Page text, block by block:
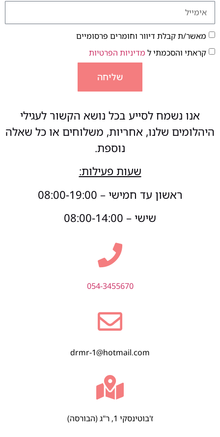
מאשר/ת קבלת דיוור וחומרים פרסומיים
קראתי והסכמתי ל מדיניות הפרטיות
שליחה
אנו נשמח לסייע בכל נושא הקשור לעגילי
היהלומים שלנו, אחריות, משלוחים או כל שאלה
נוספת.
שעות פעילות:
ראשון עד חמישי – 08:00-19:00
שישי – 08:00-14:00
054-3455670
drmr-1@hotmail.com
ז'בוטינסקי 1, ר"ג (הבורסה)